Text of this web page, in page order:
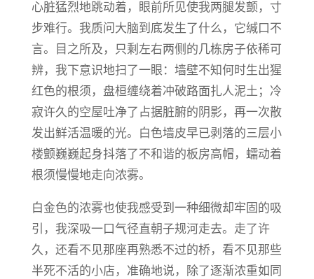
心脏猛烈地跳动着，眼前所见使我两腿发颤，寸
步难行。我质问大脑到底发生了什么，它缄口不
言。目之所及，只剩左右两侧的几栋房子依稀可
辨，我下意识地扫了一眼：墙壁不知何时生出猩
红色的根须，盘桓缠绕着冲破路面扎人泥土；冷
寂许久的空屋吐净了占据脏腑的阴影，再一次散
发出鲜活温暖的光。白色墙皮早已剥落的三层小
楼颤巍巍起身抖落了不和谐的板房高帽，蠕动着
根须慢慢地走向浓雾。
白金色的浓雾也使我感受到一种细微却牢固的吸
引，我深吸一口气径直朝子规河走去。走了许
久，还看不见那座再熟悉不过的桥，看不见那些
半死不活的小店，准确地说，除了逐渐浓重如同